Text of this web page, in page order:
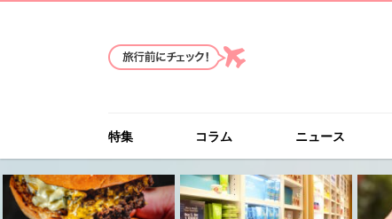
特集 コラム ニュース